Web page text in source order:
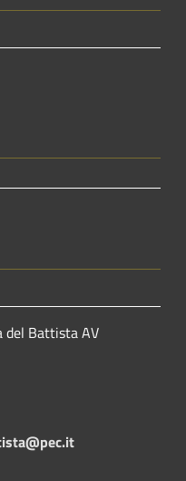
del Battista AV